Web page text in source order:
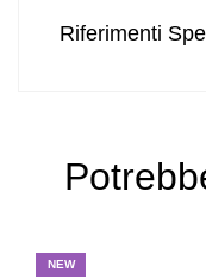
Riferimenti
NEW